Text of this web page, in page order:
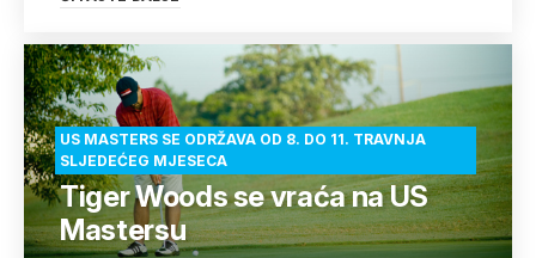
US MASTERS SE ODRŽAVA OD 8. DO 11. TRAVNJA
SLJEDEĆEG MJESECA
Tiger Woods se vraća na US
Mastersu